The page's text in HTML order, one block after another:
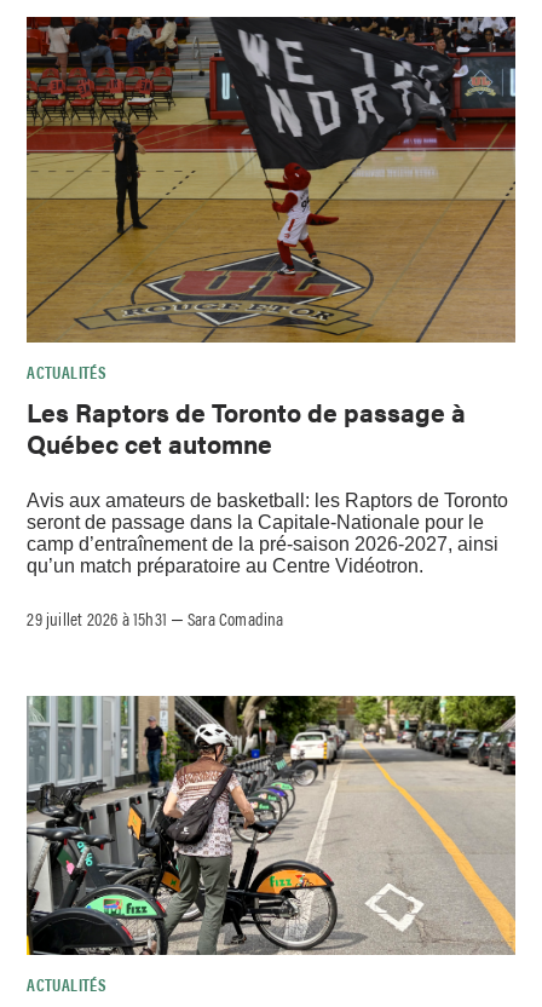
ACTUALITÉS
Les Raptors de Toronto de passage à
Québec cet automne
Avis aux amateurs de basketball: les Raptors de Toronto
seront de passage dans la Capitale-Nationale pour le
camp d’entraînement de la pré-saison 2026-2027, ainsi
qu’un match préparatoire au Centre Vidéotron.
29 juillet 2026 à 15h31 –Sara Comadina
ACTUALITÉS